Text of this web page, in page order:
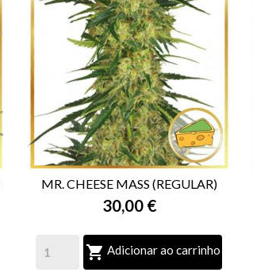
VISTA RÁPIDA
MR. CHEESE MASS (REGULAR)
30,00 €
 Adicionar ao carrinho